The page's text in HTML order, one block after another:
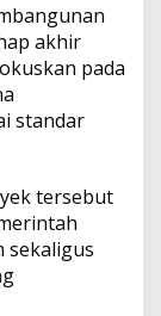
akhir
pada
standar
tersebut
sekaligus